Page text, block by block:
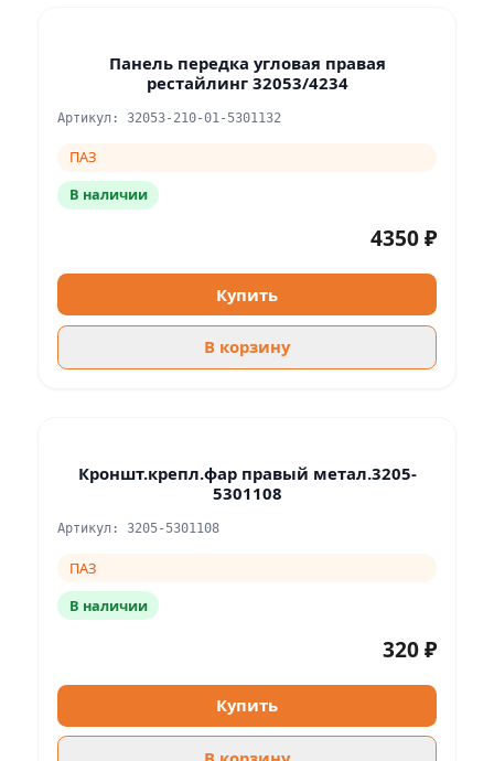
Панель передка угловая правая
рестайлинг 32053/4234
Артикул: 32053-210-01-5301132
ПАЗ
В наличии
4350 ₽
Купить
В корзину
Кроншт.крепл.фар правый метал.3205-
5301108
Артикул: 3205-5301108
ПАЗ
В наличии
320 ₽
Купить